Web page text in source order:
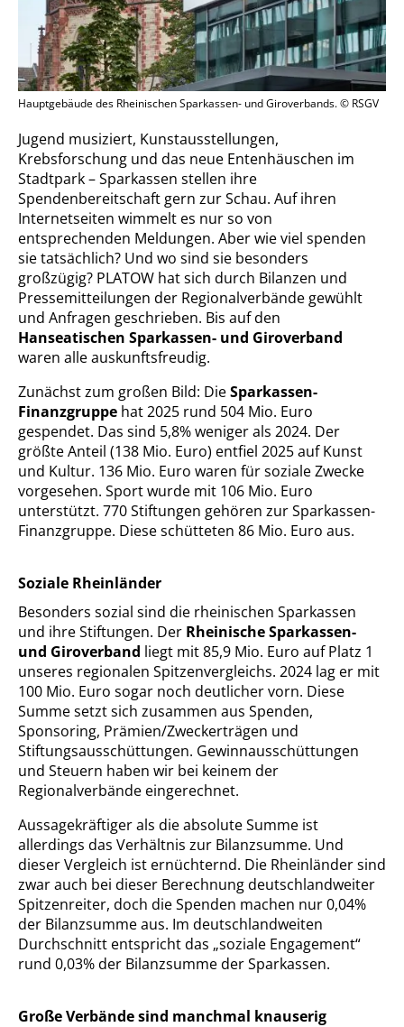
Hauptgebäude des Rheinischen Sparkassen- und Giroverbands. © RSGV
Jugend musiziert, Kunstausstellungen,
Krebsforschung und das neue Entenhäuschen im
Stadtpark – Sparkassen stellen ihre
Spendenbereitschaft gern zur Schau. Auf ihren
Internetseiten wimmelt es nur so von
entsprechenden Meldungen. Aber wie viel spenden
sie tatsächlich? Und wo sind sie besonders
großzügig? PLATOW hat sich durch Bilanzen und
Pressemitteilungen der Regionalverbände gewühlt
und Anfragen geschrieben. Bis auf den
Hanseatischen Sparkassen- und Giroverband
waren alle auskunftsfreudig.
Zunächst zum großen Bild: DieSparkassen-
Finanzgruppe hat 2025 rund 504 Mio. Euro
gespendet. Das sind 5,8% weniger als 2024. Der
größte Anteil (138 Mio. Euro) entfiel 2025 auf Kunst
und Kultur. 136 Mio. Euro waren für soziale Zwecke
vorgesehen. Sport wurde mit 106 Mio. Euro
unterstützt. 770 Stiftungen gehören zur Sparkassen-
Finanzgruppe. Diese schütteten 86 Mio. Euro aus.
Soziale Rheinländer
Besonders sozial sind die rheinischen Sparkassen
und ihre Stiftungen. Der Rheinische Sparkassen-
und Giroverband liegt mit 85,9 Mio. Euro auf Platz 1
unseres regionalen Spitzenvergleichs. 2024 lag er mit
100 Mio. Euro sogar noch deutlicher vorn. Diese
Summe setzt sich zusammen aus Spenden,
Sponsoring, Prämien/Zweckerträgen und
Stiftungsausschüttungen. Gewinnausschüttungen
und Steuern haben wir bei keinem der
Regionalverbände eingerechnet.
Aussagekräftiger als die absolute Summe ist
allerdings das Verhältnis zur Bilanzsumme. Und
dieser Vergleich ist ernüchternd. Die Rheinländer sind
zwar auch bei dieser Berechnung deutschlandweiter
Spitzenreiter, doch die Spenden machen nur 0,04%
der Bilanzsumme aus. Im deutschlandweiten
Durchschnitt entspricht das „soziale Engagement“
rund 0,03% der Bilanzsumme der Sparkassen.
Große Verbände sind manchmal knauserig